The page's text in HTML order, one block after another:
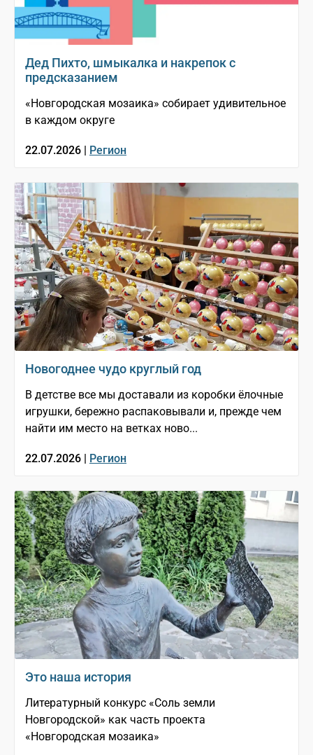
Дед Пихто, шмыкалка и накрепок с
предсказанием
«Новгородская мозаика» собирает удивительное
в каждом округе
22.07.2026 | Регион
Новогоднее чудо круглый год
В детстве все мы доставали из коробки ёлочные
игрушки, бережно распаковывали и, прежде чем
найти им место на ветках ново...
22.07.2026 | Регион
Это наша история
Литературный конкурс «Соль земли
Новгородской» как часть проекта
«Новгородская мозаика»